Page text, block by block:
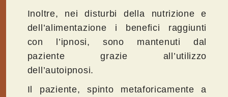
Inoltre, nei disturbi della nutrizione e
dell’alimentazione i benefici raggiunti
con l’ipnosi, sono mantenuti dal
paziente grazie all’utilizzo
dell’autoipnosi.
Il paziente, spinto metaforicamente a